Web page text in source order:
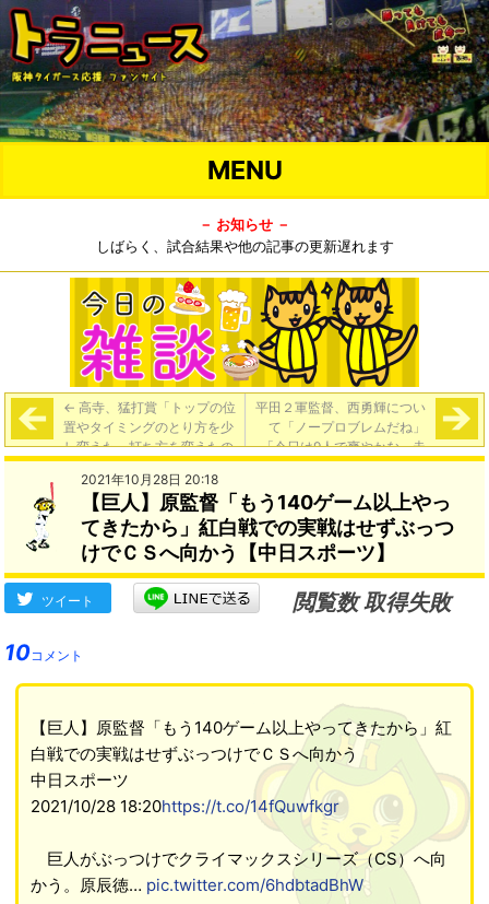
MENU
－ お知らせ －
しばらく、試合結果や他の記事の更新遅れます
← 高寺、猛打賞「トップの位
置やタイミングのとり方を少
し変えた。打ち方を変えたの
がいい感じになっている」
平田２軍監督、西勇輝につい
て「ノープロブレムだね」
「今日は9人で爽やかな、走
塁や見事な野球よ…爽やかナ
2021年10月28日 20:18
【巨人】原監督「もう140ゲーム以上やっ
てきたから」紅白戦での実戦はせずぶっつ
けでＣＳへ向かう【中日スポーツ】
ツイート
閲覧数 取得失敗
10コメント
【巨人】原監督「もう140ゲーム以上やってきたから」紅
白戦での実戦はせずぶっつけでＣＳへ向かう
中日スポーツ
2021/10/28 18:20https://t.co/14fQuwfkgr
巨人がぶっつけでクライマックスシリーズ（CS）へ向
かう。原辰徳… pic.twitter.com/6hdbtadBhW